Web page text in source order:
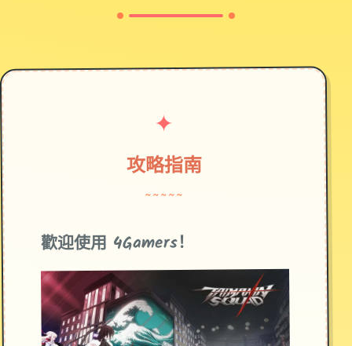
✦
攻略指南
~~~~~
歡迎使用 4Gamers！